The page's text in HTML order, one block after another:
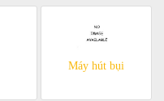
Máy hút bụi